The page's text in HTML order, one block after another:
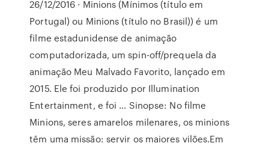
26/12/2016 · Minions (Mínimos (título em
Portugal) ou Minions (título no Brasil)) é um
filme estadunidense de animação
computadorizada, um spin-off/prequela da
animação Meu Malvado Favorito, lançado em
2015. Ele foi produzido por Illumination
Entertainment, e foi … Sinopse: No filme
Minions, seres amarelos milenares, os minions
têm uma missão: servir os maiores vilões.Em